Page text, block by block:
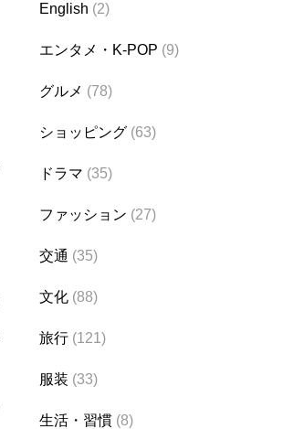
English (2)
エンタメ・K-POP (9)
グルメ (78)
ショッピング (63)
ドラマ (35)
ファッション (27)
交通 (35)
文化 (88)
旅行 (121)
服装 (33)
生活・習慣 (8)